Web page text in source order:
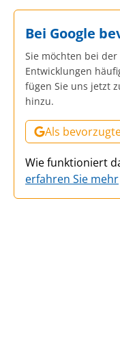
Bei Google
Sie möchten bei
Entwicklungen
fügen Sie uns jetzt
hinzu.
Als
Wie funktioniert
erfahren Sie mehr